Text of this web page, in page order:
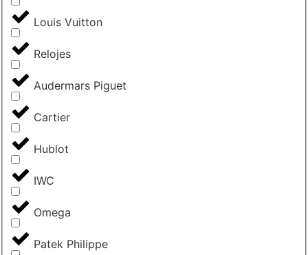
Louis Vuitton
Relojes
Audermars Piguet
Cartier
Hublot
IWC
Omega
Patek Philippe